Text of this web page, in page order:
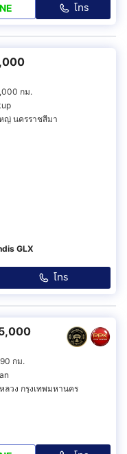
โทร
กม.
ญ่ นครราชสีมา
GLX
โทร
กม.
ลวง กรุงเทพมหานคร